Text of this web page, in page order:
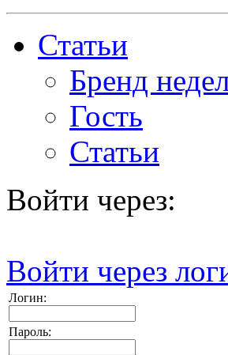
Статьи
Бренд
Гость
Статьи
Войти через:
Войти через
Логин:
Пароль: